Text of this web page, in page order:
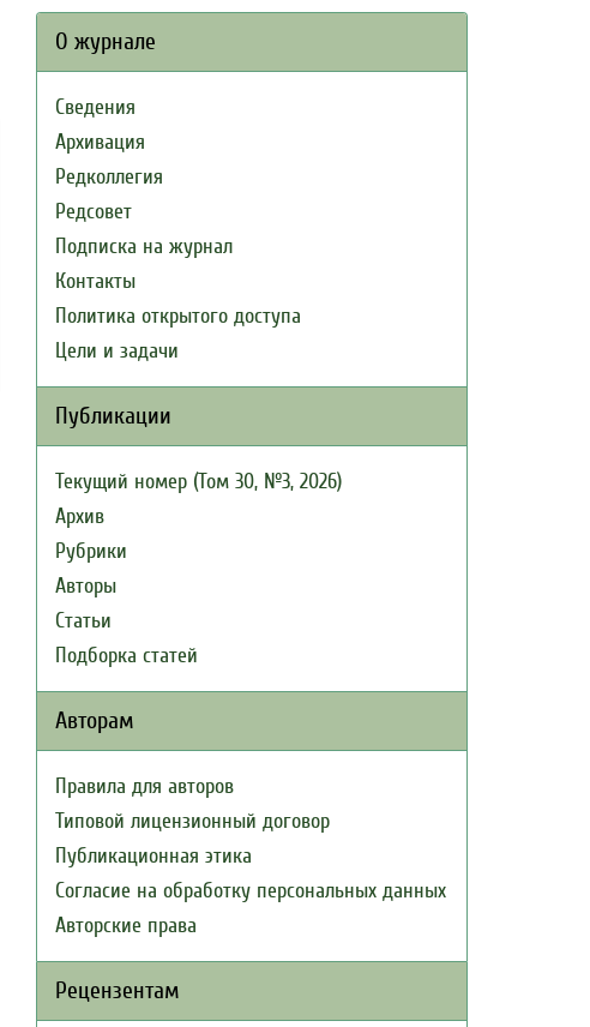
О журнале
Сведения
Архивация
Редколлегия
Редсовет
Подписка на журнал
Контакты
Политика открытого доступа
Цели и задачи
Публикации
Текущий номер (Том 30, №3, 2026)
Архив
Рубрики
Авторы
Статьи
Подборка статей
Авторам
Правила для авторов
Типовой лицензионный договор
Публикационная этика
Согласие на обработку персональных данных
Авторские права
Рецензентам